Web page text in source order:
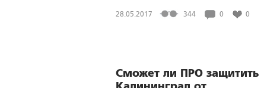
28.05.2017 344 0 0
Сможет ли ПРО защитить